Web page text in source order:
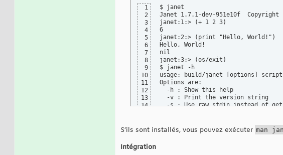
1
2
3
4
5
6
7
8
9
10
11
12
13
14
17
19
20
$ janet
Janet 1.7.1-dev-951e10f  Copyright
janet:1:> (+ 1 2 3)
6
janet:2:> (print "Hello, World!")
Hello, World!
nil
janet:3:> (os/exit)
$ janet -h
usage: build/janet [options]
Options are:
  -h : Show this help
  -v : Print the version string
-s : Use raw stdin instead of
-p : Keep on executing if there
-q : Hide prompt, logo, and repl
S’ils sont installés, vous pouvez exécuter man
Intégration